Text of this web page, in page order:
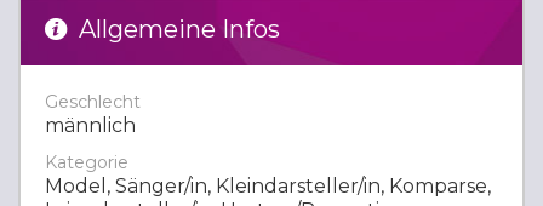
Allgemeine Infos
Geschlecht
männlich
Kategorie
Model, Sänger/in, Kleindarsteller/in, Komparse,